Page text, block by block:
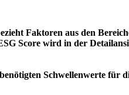
Faktoren aus den
Score wird in der
Schwellenwerte